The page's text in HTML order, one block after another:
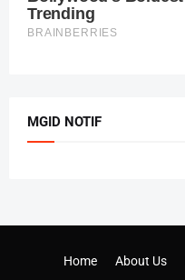
MGID NOTIF
Home About Us